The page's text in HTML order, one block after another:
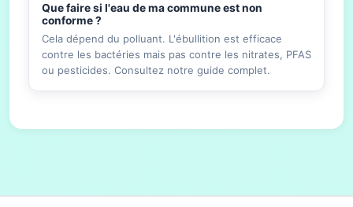
Que faire si l'eau de ma commune est non
conforme ?
Cela dépend du polluant. L'ébullition est efficace
contre les bactéries mais pas contre les nitrates, PFAS
ou pesticides. Consultez notre guide complet.